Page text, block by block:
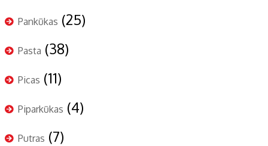
Pankūkas (25)
Pasta (38)
Picas (11)
Piparkūkas (4)
Putras (7)